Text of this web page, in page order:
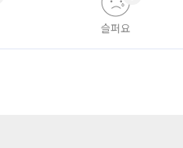
슬퍼요